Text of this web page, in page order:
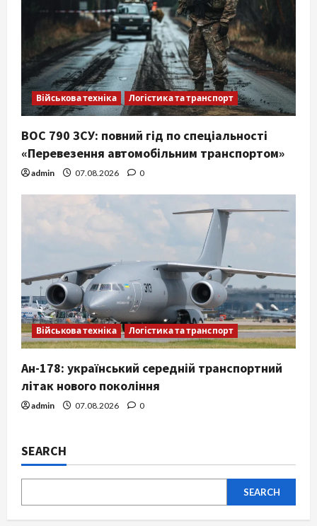
Військова техніка Логістика та транспорт
ВОС 790 ЗСУ: повний гід по спеціальності
«Перевезення автомобільним транспортом»
admin 07.08.2026 0
Військова техніка Логістика та транспорт
Ан-178: український середній транспортний
літак нового покоління
admin 07.08.2026 0
SEARCH
SEARCH